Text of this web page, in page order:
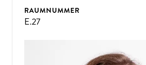
RAUMNUMMER
E.27